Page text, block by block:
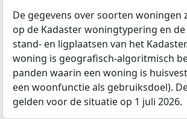
De gegevens over soorten woningen
op de Kadaster woningtypering en
stand- en ligplaatsen van het
woning is geografisch-algoritmisch
panden waarin een woning is
een woonfunctie als gebruiksdoel).
gelden voor de situatie op 1 juli 2026.